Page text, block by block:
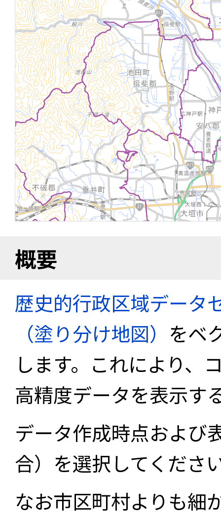
概要
歴史的行政区域データ
（塗り分け地図） をベ
します。これにより、
高精度データを表示す
データ作成時点および
合）を選択してくださ
なお市区町村よりも細